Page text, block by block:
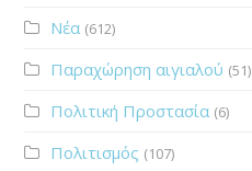
Νέα (612)
Παραχώρηση αιγιαλού (51)
Πολιτική Προστασία (6)
Πολιτισμός (107)